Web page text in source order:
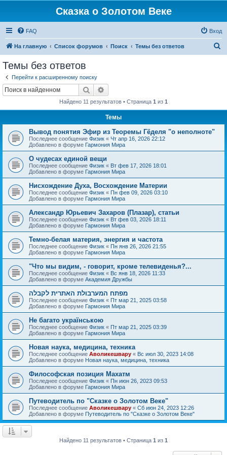
Сказка о Золотом Веке
FAQ Вход
На главную Список форумов Поиск Темы без ответов
Темы без ответов
Перейти к расширенному поиску
Поиск
Найдено 11 результатов • Страница 1 из 1
Темы
Вывод понятия Эфир из Теоремы Гёделя "о неполноте"
Последнее сообщение Физик « Чт апр 16, 2026 22:12
Добавлено в форуме Гармония Мира
О чудесах единой вещи
Последнее сообщение Физик « Вт фев 17, 2026 18:01
Добавлено в форуме Гармония Мира
Нисхождение Духа, Восхождение Материи
Последнее сообщение Физик « Пн фев 09, 2026 03:10
Добавлено в форуме Гармония Мира
Александр Юрьевич Захаров (Плазар), статьи
Последнее сообщение Физик « Вт фев 03, 2026 18:11
Добавлено в форуме Гармония Мира
Темно-белая материя, энергия и частота
Последнее сообщение Физик « Пн янв 26, 2026 21:55
Добавлено в форуме Гармония Мира
"Что мы видим, - говорит, кроме телевиденья?...
Последнее сообщение Физик « Вс янв 18, 2026 11:33
Добавлено в форуме Академия Дружбы
מפתח המערבולת האתרית לקבלה
Последнее сообщение Физик « Пт мар 21, 2025 03:58
Добавлено в форуме Гармония Мира
Не багато українською
Последнее сообщение Физик « Пт мар 21, 2025 03:39
Добавлено в форуме Гармония Мира
Новая наука, медицина, техника
Последнее сообщение Аволикешвару « Вс июл 30, 2023 14:08
Добавлено в форуме Новая наука, медицина, техника
Философская позиция Махатм
Последнее сообщение Физик « Пн июн 26, 2023 09:53
Добавлено в форуме Гармония Мира
Путеводитель по "Сказке о Золотом Веке"
Последнее сообщение Аволикешвару « Сб июн 24, 2023 12:26
Добавлено в форуме Путеводитель по "Сказке о Золотом Веке"
Найдено 11 результатов • Страница 1 из 1